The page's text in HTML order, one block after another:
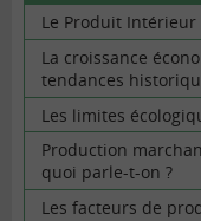
Le Produit
La croissance
tendances
Les limites
Production
quoi parle-t-on ?
Les facteurs de